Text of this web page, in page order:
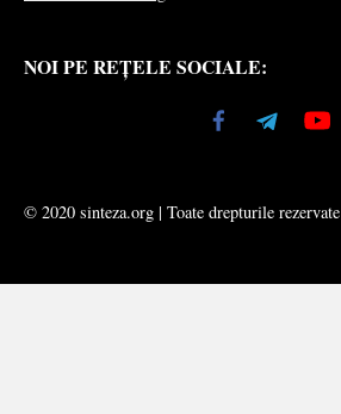
NOI PE REȚELE SOCIALE:
© 2020 sinteza.org | Toate drepturile rezervate